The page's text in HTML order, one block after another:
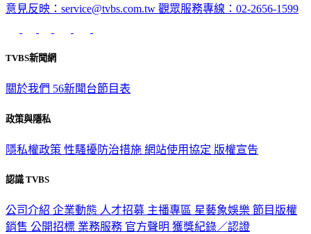
意見反映：service@tvbs.com.tw 觀眾服務專線：02-2656-1599
TVBS新聞網
關於我們 56新聞台節目表
政策與隱私
隱私權政策 性騷擾防治措施 網站使用協定 版權宣告
認識 TVBS
公司介紹 企業動態 人才招募 主播專區 星藝象娛樂 節目版權
銷售 公開招標 業務服務 官方聲明 獲獎紀錄／認證